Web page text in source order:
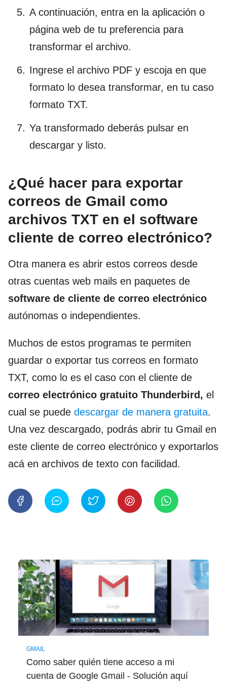
A continuación, entra en la aplicación o
página web de tu preferencia para
transformar el archivo.
Ingrese el archivo PDF y escoja en que
formato lo desea transformar, en tu caso
formato TXT.
Ya transformado deberás pulsar en
descargar y listo.
¿Qué hacer para exportar
correos de Gmail como
archivos TXT en el software
cliente de correo electrónico?
Otra manera es abrir estos correos desde
otras cuentas web mails en paquetes de
software de cliente de correo electrónico
autónomas o independientes.
Muchos de estos programas te permiten
guardar o exportar tus correos en formato
TXT, como lo es el caso con el cliente de
correo electrónico gratuito Thunderbird, el
cual se puede descargar de manera gratuita.
Una vez descargado, podrás abrir tu Gmail en
este cliente de correo electrónico y exportarlos
acá en archivos de texto con facilidad.
GMAIL
Como saber quién tiene acceso a mi
cuenta de Google Gmail - Solución aquí